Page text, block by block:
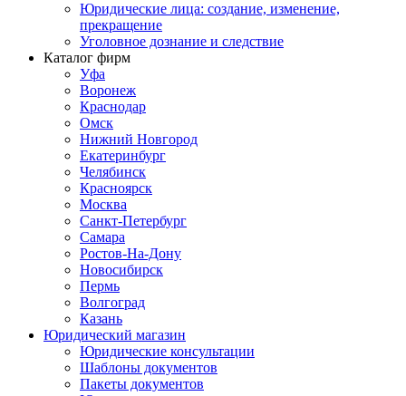
Юридические лица: создание, изменение,
прекращение
Уголовное дознание и следствие
Каталог фирм
Уфа
Воронеж
Краснодар
Омск
Нижний Новгород
Екатеринбург
Челябинск
Красноярск
Москва
Санкт-Петербург
Самара
Ростов-На-Дону
Новосибирск
Пермь
Волгоград
Казань
Юридический магазин
Юридические консультации
Шаблоны документов
Пакеты документов